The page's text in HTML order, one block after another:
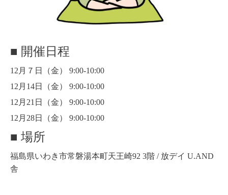
■ 開催日程
12月７日（金） 9:00-10:00
12月14日（金） 9:00-10:00
12月21日（金） 9:00-10:00
12月28日（金） 9:00-10:00
■ 場所
福島県いわき市常磐湯本町天王崎92 3階 / 放デイ U.AND
舎